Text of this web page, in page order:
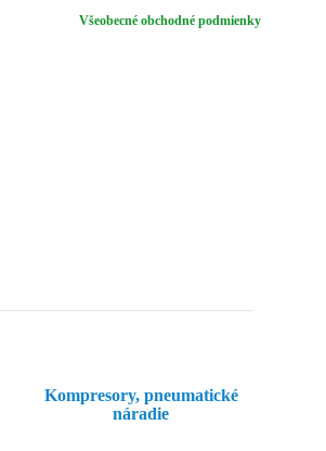
Všeobecné obchodné podmienky
Kompresory, pneumatické
náradie